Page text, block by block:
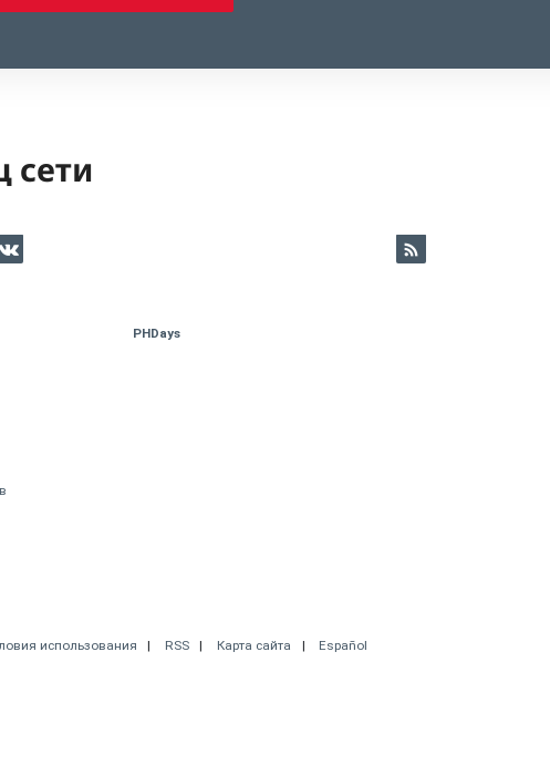
сети
PHDays
использования RSS Карта сайта Español